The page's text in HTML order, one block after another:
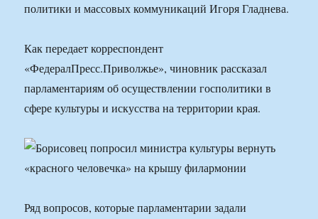
политики и массовых коммуникаций Игоря Гладнева.
Как передает корреспондент
«ФедералПресс.Приволжье», чиновник рассказал
парламентариям об осуществлении госполитики в
сфере культуры и искусства на территории края.
Ряд вопросов, которые парламентарии задали